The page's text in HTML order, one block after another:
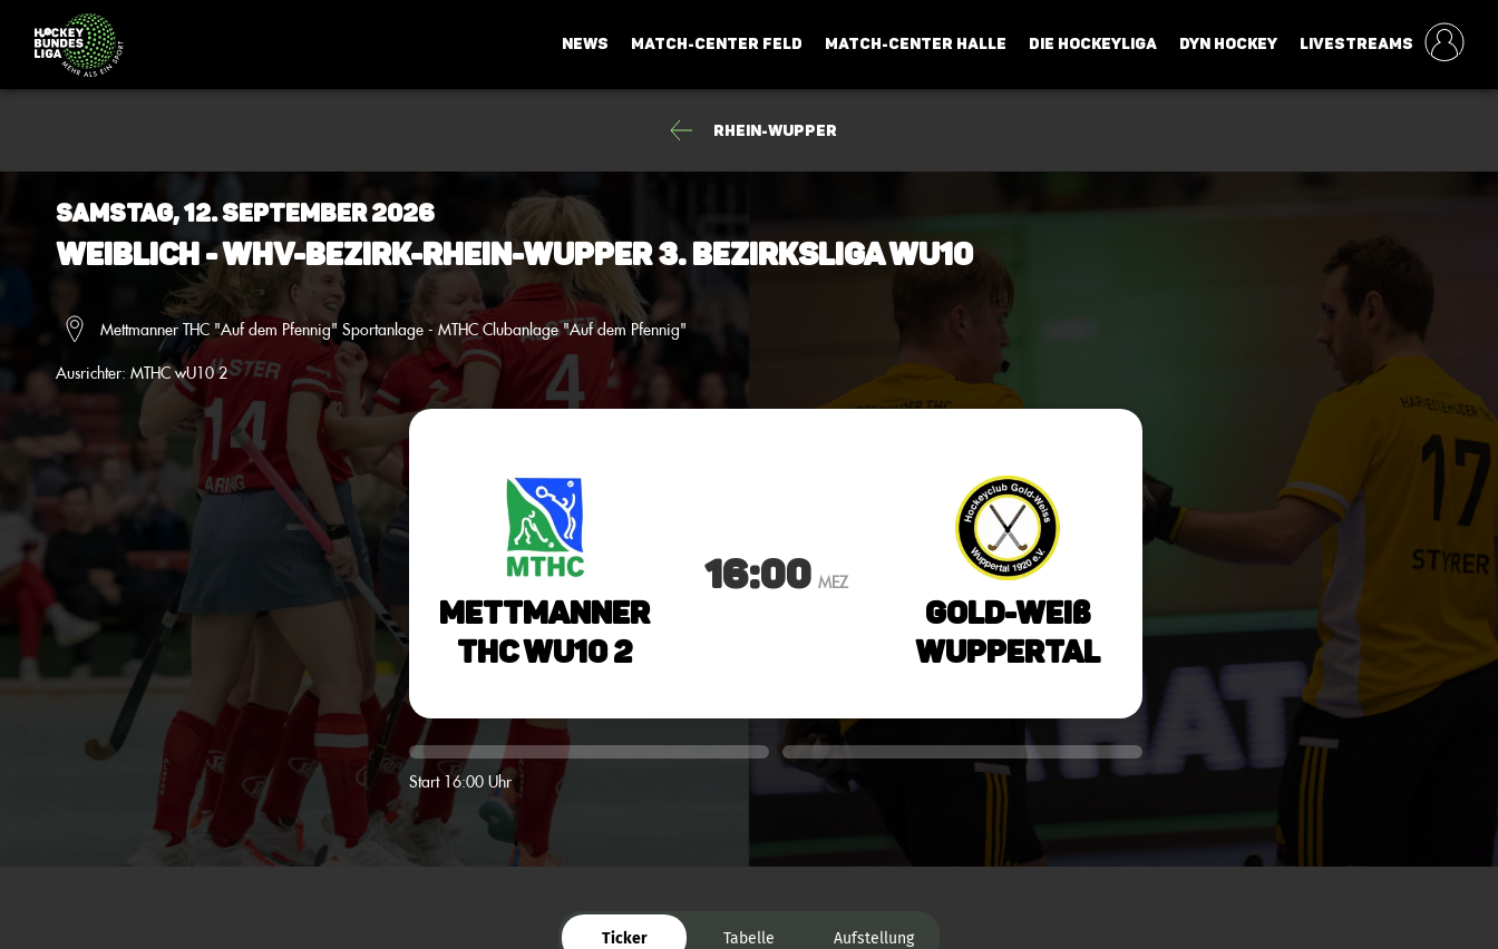
NEWS MATCH-CENTER FELD MATCH-CENTER HALLE DIE HOCKEYLIGA DYN HOCKEY LIVESTREAMS
Rhein-Wupper
Samstag, 12. September 2026
Weiblich - WHV-Bezirk-Rhein-Wupper 3. Bezirksliga wU10
Mettmanner THC "Auf dem Pfennig" Sportanlage - MTHC Clubanlage "Auf dem Pfennig"
Ausrichter: MTHC wU10 2
Mettmanner
THC wU10 2
16:00 MEZ
Gold-Weiß
Wuppertal
Start 16:00 Uhr
Ticker Tabelle Aufstellung